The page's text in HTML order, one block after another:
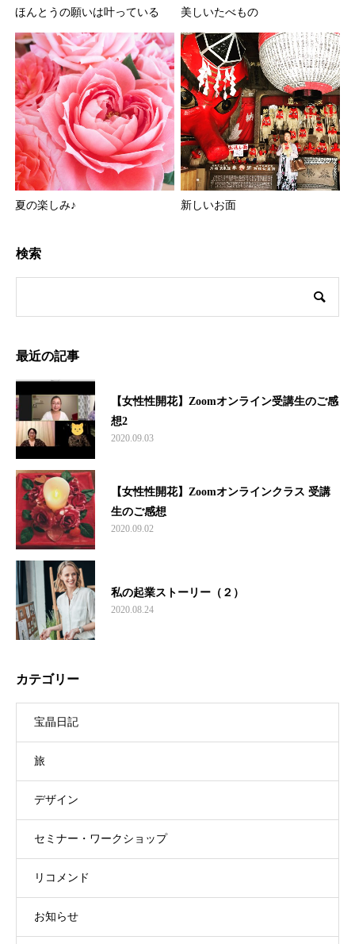
ほんとうの願いは叶っている 美しいたべもの
夏の楽しみ♪ 新しいお面
検索
最近の記事
【女性性開花】Zoomオンライン受講生のご感
想2
2020.09.03
【女性性開花】Zoomオンラインクラス 受講
生のご感想
2020.09.02
私の起業ストーリー（２）
2020.08.24
カテゴリー
宝晶日記
旅
デザイン
セミナー・ワークショップ
リコメンド
お知らせ